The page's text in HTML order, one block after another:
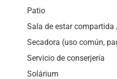
Patio
Sala de estar compartida
Secadora (uso común,
Servicio de conserjería
Solárium